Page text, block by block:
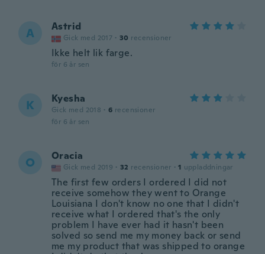
A Astrid
Gick med 2017 · 30 recensioner
Ikke helt lik farge.
för 6 år sen
K Kyesha
Gick med 2018 · 6 recensioner
för 6 år sen
O Oracia
Gick med 2019 · 32 recensioner · 1 uppladdningar
The first few orders I ordered I did not
receive somehow they went to Orange
Louisiana I don't know no one that I didn't
receive what I ordered that's the only
problem I have ever had it hasn't been
solved so send me my money back or send
me my product that was shipped to orange